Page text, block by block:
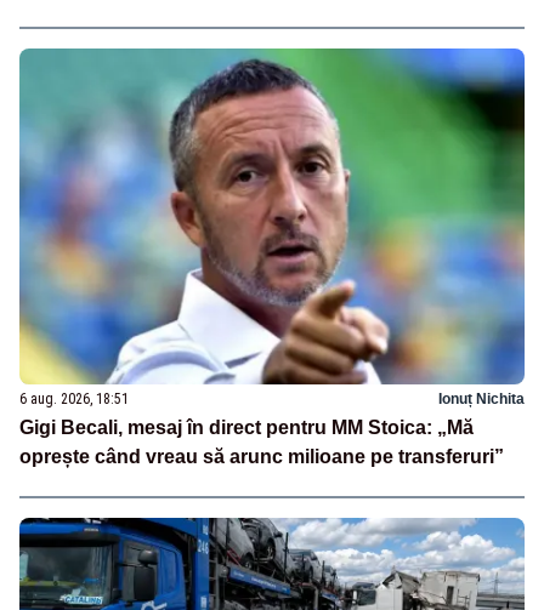
6 aug. 2026, 18:51 Ionuț Nichita
Gigi Becali, mesaj în direct pentru MM Stoica: „Mă
oprește când vreau să arunc milioane pe transferuri”